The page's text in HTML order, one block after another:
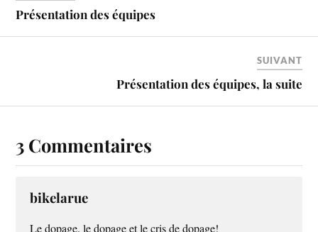
Présentation des équipes
SUIVANT
Présentation des équipes, la suite
3 Commentaires
bikelarue
Le dopage, le dopage et le cris de dopage!